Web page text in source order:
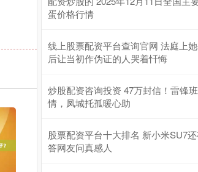
蛋价格行情
线上股票配资平台查询官网 法庭上
后让当初作伪证的人哭着忏悔
炒股配资咨询投资 47万封信！雷锋
情，凤城托孤暖心助
股票配资平台十大排名 新小米SU7
答网友问真感人